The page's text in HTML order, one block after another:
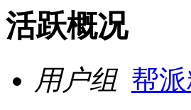
活跃概况
用户组 帮